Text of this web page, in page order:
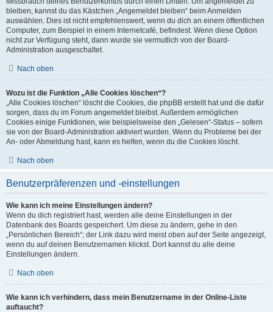
bleiben, kannst du das Kästchen „Angemeldet bleiben“ beim Anmelden
auswählen. Dies ist nicht empfehlenswert, wenn du dich an einem öffentlichen
Computer, zum Beispiel in einem Internetcafé, befindest. Wenn diese Option
nicht zur Verfügung steht, dann wurde sie vermutlich von der Board-
Administration ausgeschaltet.
Nach oben
Wozu ist die Funktion „Alle Cookies löschen“?
„Alle Cookies löschen“ löscht die Cookies, die phpBB erstellt hat und die dafür
sorgen, dass du im Forum angemeldet bleibst. Außerdem ermöglichen
Cookies einige Funktionen, wie beispielsweise den „Gelesen“-Status – sofern
sie von der Board-Administration aktiviert wurden. Wenn du Probleme bei der
An- oder Abmeldung hast, kann es helfen, wenn du die Cookies löscht.
Nach oben
Benutzerpräferenzen und -einstellungen
Wie kann ich meine Einstellungen ändern?
Wenn du dich registriert hast, werden alle deine Einstellungen in der
Datenbank des Boards gespeichert. Um diese zu ändern, gehe in den
„Persönlichen Bereich“; der Link dazu wird meist oben auf der Seite angezeigt,
wenn du auf deinen Benutzernamen klickst. Dort kannst du alle deine
Einstellungen ändern.
Nach oben
Wie kann ich verhindern, dass mein Benutzername in der Online-Liste
auftaucht?